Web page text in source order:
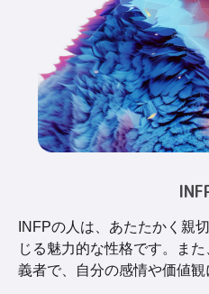
INFPの人は、あたたかく親
じる魅力的な性格です。ま
義者で、自分の感情や価値観